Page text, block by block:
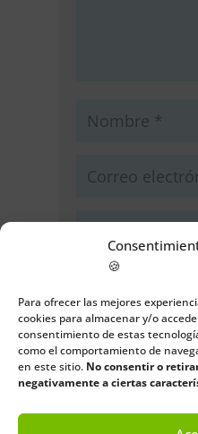
🍪
Para ofrecer las mejores
cookies para almacenar y/o
consentimiento de estas
como el comportamiento de
en este sitio. No consentir o
negativamente a ciertas
Guarda mi
electrónico y web
para la próxima